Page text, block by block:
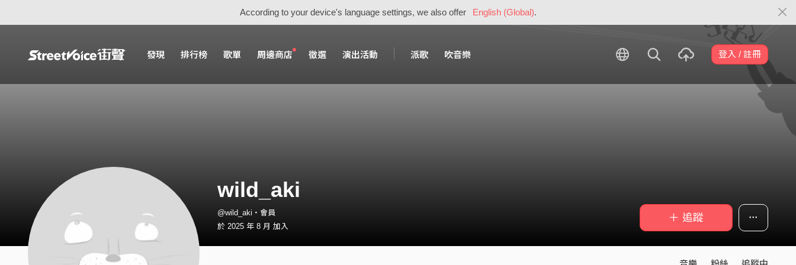
According to your device's language settings, we also offer English (Global).
發現 排行榜 歌單 周邊商店 徵選 演出活動 派歌 吹音樂 登入 / 註冊
wild_aki
@wild_aki・會員
於 2025 年 8 月 加入
＋ 追蹤